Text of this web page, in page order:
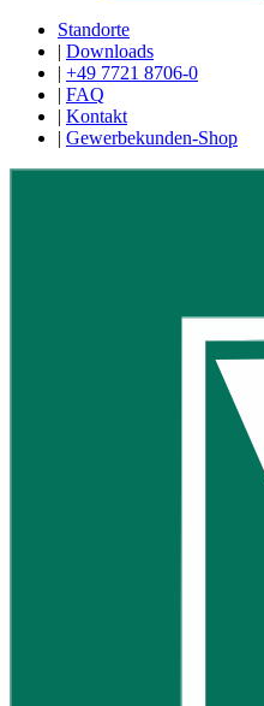
Standorte
| Downloads
| +49 7721 8706-0
| FAQ
| Kontakt
| Gewerbekunden-Shop